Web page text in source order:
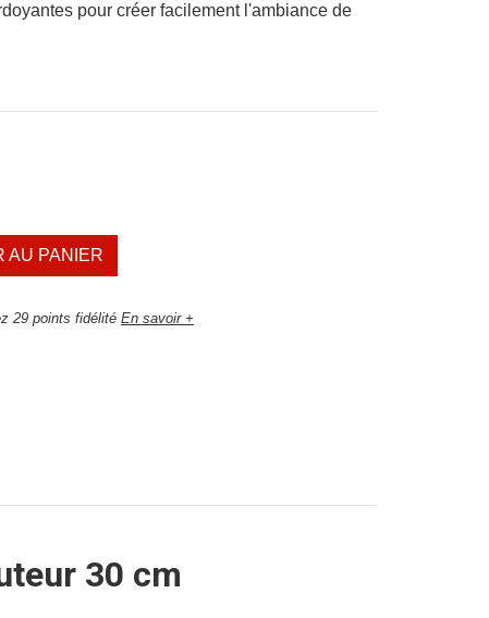
pour créer facilement l'ambiance de
AU PANIER
29 points fidélité En savoir +
30 cm